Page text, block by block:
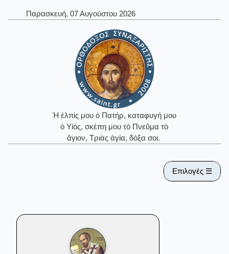
Παρασκευή, 07 Αυγούστου 2026
Ἡ ἐλπίς μου ὁ Πατήρ, καταφυγή μου
ὁ Υἱός, σκέπη μου τὸ Πνεῦμα τὸ
ἅγιον, Τριὰς ἁγία, δόξα σοι.
Επιλογές ☰